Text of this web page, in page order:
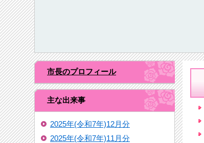
市長のプロフィール
主な出来事
2025年(令和7年)12月分
2025年(令和7年)11月分